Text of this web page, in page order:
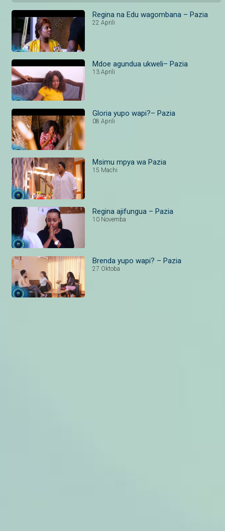
Regina na Edu wagombana – Pazia
22 Aprili
Mdoe agundua ukweli– Pazia
13 Aprili
Gloria yupo wapi?– Pazia
08 Aprili
Msimu mpya wa Pazia
15 Machi
Regina ajifungua – Pazia
10 Novemba
Brenda yupo wapi? – Pazia
27 Oktoba